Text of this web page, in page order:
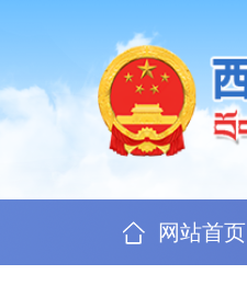
网站首页